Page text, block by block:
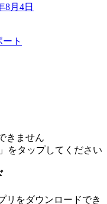
8月4日
ト
きません
をタップしてください
リをダウンロードでき